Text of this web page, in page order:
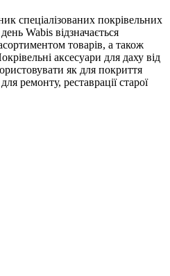
спеціалізованих покрівельних
Wabis відзначається
товарів, а також
аксесуари для даху від
як для покриття
ремонту, реставрації старої